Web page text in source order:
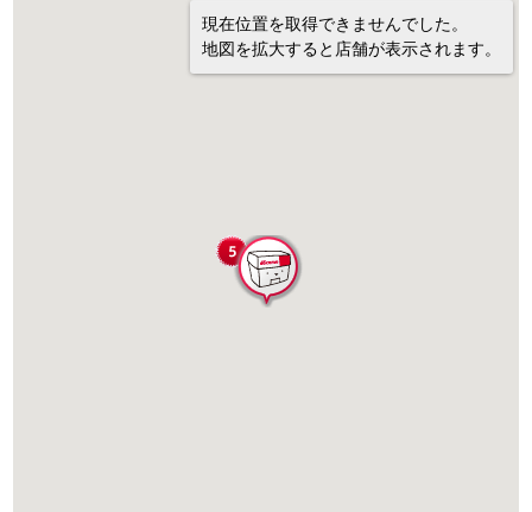
現在位置を取得できませんでした。
地図を拡大すると店舗が表示されます。